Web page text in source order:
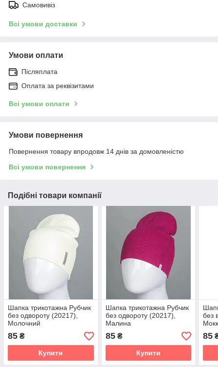
Самовивіз
Всі умови доставки
Умови оплати
Післяплата
Оплата за реквізитами
Всі умови оплати
Умови повернення
Повернення товару впродовж 14 днів за домовленістю
Всі умови повернення
Подібні товари компанії
Шапка трикотажна Рубчик
без одвороту (20217),
Молочний
85 ₴
Купити
Шапка трикотажна Рубчик
без одвороту (20217),
Малина
85₴
Купити
без
85